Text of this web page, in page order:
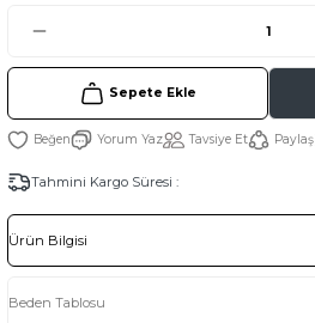
Sepete Ekle
Yorum Yaz Tavsiye Et Paylaş
Tahmini Kargo Süresi :
Ürün Bilgisi
Beden Tablosu